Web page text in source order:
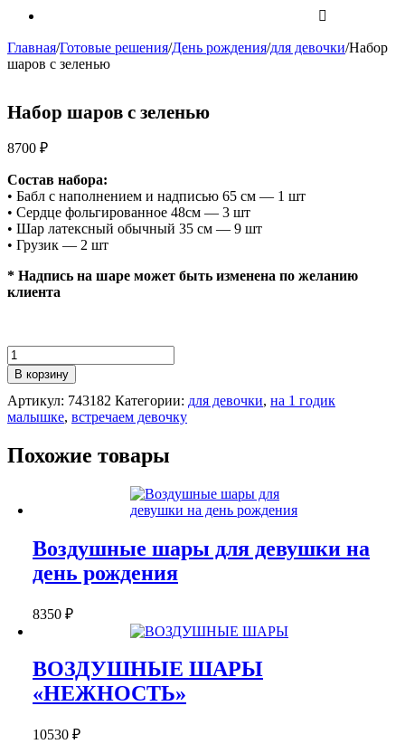
Главная/Готовые решения/День рождения/для девочки/Набор
шаров с зеленью
Набор шаров с зеленью
8700 ₽
Состав набора:
• Бабл с наполнением и надписью 65 см — 1 шт
• Сердце фольгированное 48см — 3 шт
• Шар латексный обычный 35 см — 9 шт
• Грузик — 2 шт
* Надпись на шаре может быть изменена по желанию
клиента
Количество
Набор
шаров
с
зеленью
В корзину
Артикул: 743182 Категории: для девочки, на 1 годик
малышке, встречаем девочку
Похожие товары
Воздушные шары для девушки на
день рождения
8350 ₽
ВОЗДУШНЫЕ ШАРЫ
«НЕЖНОСТЬ»
10530 ₽